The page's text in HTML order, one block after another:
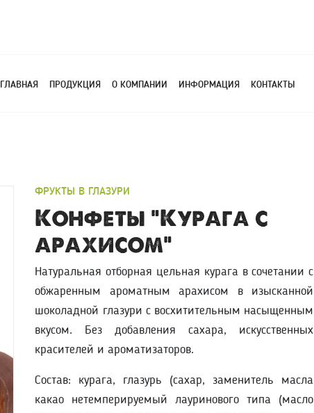
ГЛАВНАЯ (CURRENT)
ПРОДУКЦИЯ О КОМПАНИИ ИНФОРМАЦИЯ КОНТАКТЫ
ФРУКТЫ В ГЛАЗУРИ
Конфеты "Курага c
арахисом"
Натуральная отборная цельная курага в сочетании с
обжаренным ароматным арахисом в изысканной
шоколадной глазури с восхитительным насыщенным
вкусом. Без добавления сахара, искусственных
красителей и ароматизаторов.
Состав: курага, глазурь (сахар, заменитель масла
какао нетемперируемый лауринового типа (масло